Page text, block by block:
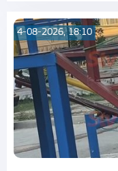
4-08-2026, 18:10